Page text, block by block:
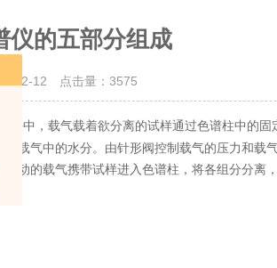
仪的五部分组成
12-12 点击量：3575
法中，载气载着欲分离的试样通过色谱柱中的
载气中的水分。由针形阀控制载气的压力和载
动的载气携带试样进入色谱柱，将各组分分离